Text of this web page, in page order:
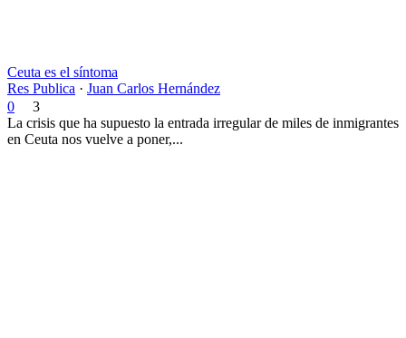
Ceuta es el síntoma
Res Publica · Juan Carlos Hernández
0
3
La crisis que ha supuesto la entrada irregular de miles de inmigrantes
en Ceuta nos vuelve a poner,...